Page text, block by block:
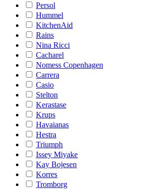
Persol
Hummel
KitchenAid
Rains
Nina Ricci
Cacharel
Nomess Copenhagen
Carrera
Casio
Stelton
Kerastase
Krups
Havaianas
Hestra
Triumph
Issey Miyake
Kay Bojesen
Korres
Tromborg